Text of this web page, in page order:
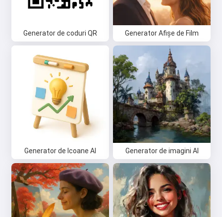
Generator de coduri QR Generator Afișe de Film
Generator de Icoane AI Generator de imagini AI